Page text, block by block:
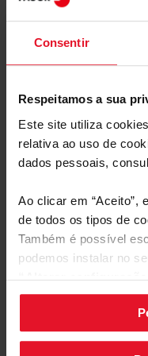
Consentir
Respeitamos a sua
Este site utiliza
relativa ao uso de
dados pessoais,
Ao clicar em “Aceito”,
de todos os tipos de
Também é possível
podemos instalar no
“Alterar
As suas
qualquer momento,
no canto inferior direito
Encontre
Ir